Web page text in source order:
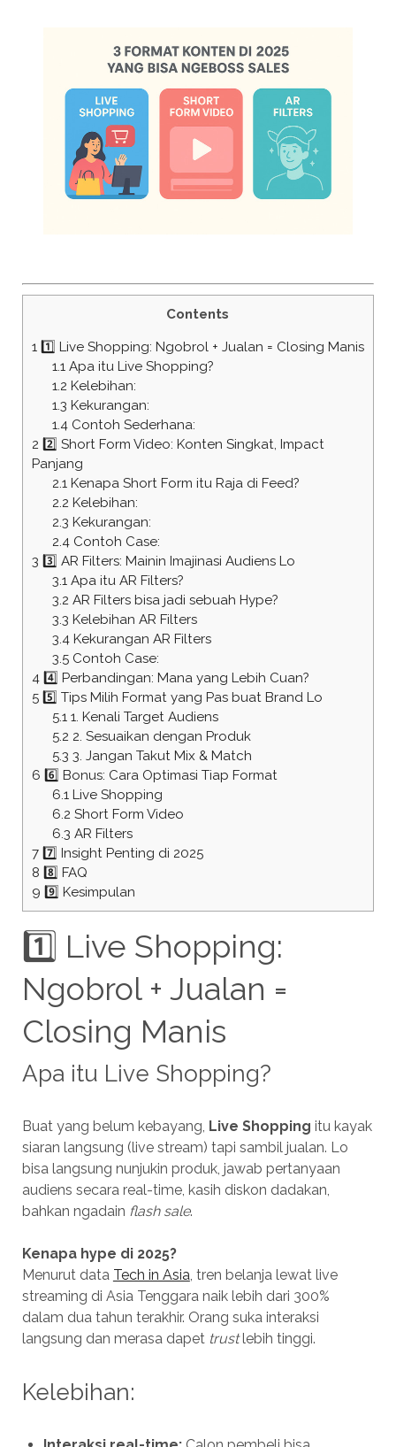
Contents
11️⃣ Live Shopping: Ngobrol + Jualan = Closing Manis
1.1Apa itu Live Shopping?
1.2 Kelebihan:
1.3 Kekurangan:
1.4Contoh Sederhana:
2 2️⃣ Short Form Video: Konten Singkat, Impact
Panjang
2.1Kenapa Short Form itu Raja di Feed?
2.2 Kelebihan:
2.3 Kekurangan:
2.4Contoh Case:
3 3️⃣ AR Filters: Mainin Imajinasi Audiens Lo
3.1Apa itu AR Filters?
3.2 AR Filters bisa jadi sebuah Hype?
3.3 Kelebihan AR Filters
3.4Kekurangan AR Filters
3.5Contoh Case:
44️⃣ Perbandingan: Mana yang Lebih Cuan?
55️⃣ Tips Milih Format yang Pas buat Brand Lo
5.11. Kenali Target Audiens
5.2 2. Sesuaikan dengan Produk
5.3 3. Jangan Takut Mix & Match
6 6️⃣ Bonus: Cara Optimasi Tiap Format
6.1Live Shopping
6.2 Short Form Video
6.3 AR Filters
77️⃣ Insight Penting di 2025
8 8️⃣ FAQ
9 9️⃣ Kesimpulan
1️⃣ Live Shopping:
Ngobrol + Jualan =
Closing Manis
Apa itu Live Shopping?
Buat yang belum kebayang, Live Shopping itu kayak
siaran langsung (live stream) tapi sambil jualan. Lo
bisa langsung nunjukin produk, jawab pertanyaan
audiens secara real-time, kasih diskon dadakan,
bahkan ngadain flash sale.
Kenapa hype di 2025?
Menurut data Tech in Asia, tren belanja lewat live
streaming di Asia Tenggara naik lebih dari 300%
dalam dua tahun terakhir. Orang suka interaksi
langsung dan merasa dapet trustlebih tinggi.
Kelebihan: